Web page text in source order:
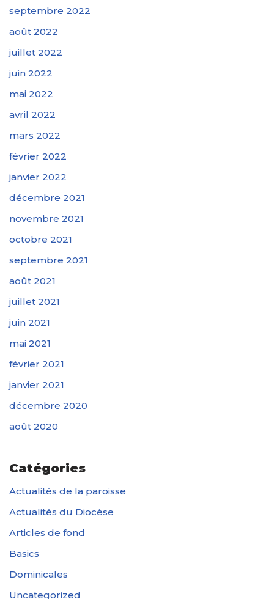
septembre 2022
août 2022
juillet 2022
juin 2022
mai 2022
avril 2022
mars 2022
février 2022
janvier 2022
décembre 2021
novembre 2021
octobre 2021
septembre 2021
août 2021
juillet 2021
juin 2021
mai 2021
février 2021
janvier 2021
décembre 2020
août 2020
Catégories
Actualités de la paroisse
Actualités du Diocèse
Articles de fond
Basics
Dominicales
Uncategorized